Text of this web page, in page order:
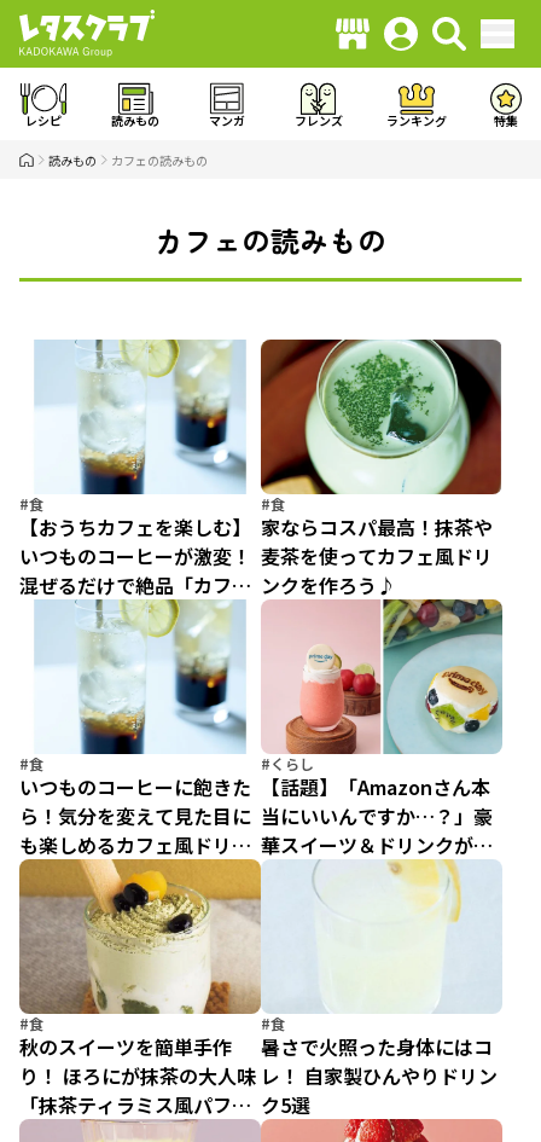
レシピ 読みもの マンガ フレンズ ランキング 特集
読みもの カフェの読みもの
カフェの読みもの
#食
【おうちカフェを楽しむ】
いつものコーヒーが激変！
混ぜるだけで絶品「カフェ
風ドリンク」2選
#食
家ならコスパ最高！抹茶や
麦茶を使ってカフェ風ドリ
ンクを作ろう♪
#食
いつものコーヒーに飽きた
ら！気分を変えて見た目に
も楽しめるカフェ風ドリン
ク2選
#くらし
【話題】「Amazonさん本
当にいいんですか…？」豪
華スイーツ＆ドリンクがオ
ール無料のワケを「プライ
ムデーカフェ」担当者に聞
#食
秋のスイーツを簡単手作
り！ ほろにが抹茶の大人味
「抹茶ティラミス風パフ
ェ」
#食
暑さで火照った身体にはコ
レ！ 自家製ひんやりドリン
ク5選